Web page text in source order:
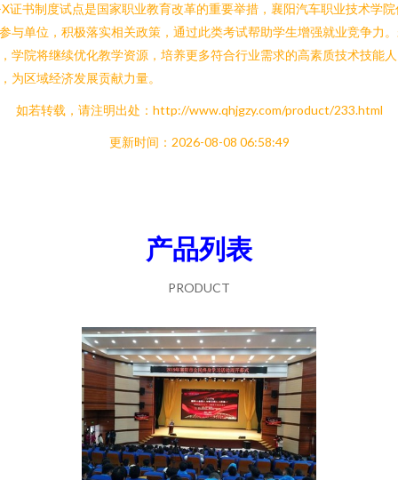
证书制度试点是国家职业教育改革的重要举措，襄阳汽车职业技术学院
与单位，积极落实相关政策，通过此类考试帮助学生增强就业竞争力
学院将继续优化教学资源，培养更多符合行业需求的高素质技术技能人
为区域经济发展贡献力量。
如若转载，请注明出处：http://www.qhjgzy.com/product/233.html
更新时间：2026-08-08 06:58:49
产品列表
PRODUCT